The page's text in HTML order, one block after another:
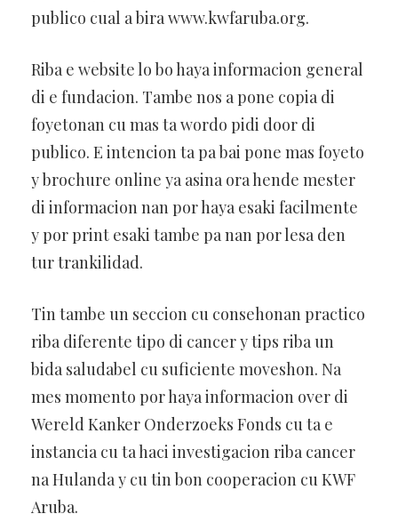
publico cual a bira www.kwfaruba.org.
Riba e website lo bo haya informacion general
di e fundacion. Tambe nos a pone copia di
foyetonan cu mas ta wordo pidi door di
publico. E intencion ta pa bai pone mas foyeto
y brochure online ya asina ora hende mester
di informacion nan por haya esaki facilmente
y por print esaki tambe pa nan por lesa den
tur trankilidad.
Tin tambe un seccion cu consehonan practico
riba diferente tipo di cancer y tips riba un
bida saludabel cu suficiente moveshon. Na
mes momento por haya informacion over di
Wereld Kanker Onderzoeks Fonds cu ta e
instancia cu ta haci investigacion riba cancer
na Hulanda y cu tin bon cooperacion cu KWF
Aruba.